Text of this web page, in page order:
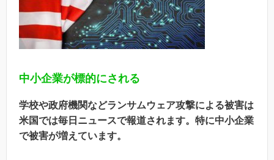
中小企業が標的にされる
学校や政府機関などランサムウェア攻撃による被害は
米国では毎日ニュースで報道されます。特に中小企業
で被害が増えています。